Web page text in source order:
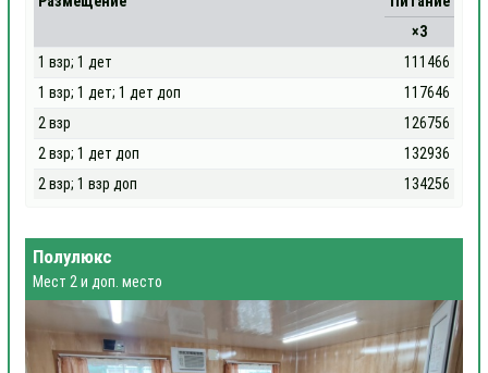
×3
1 взр; 1 дет
111466
1 взр; 1 дет; 1 дет доп
117646
2 взр
126756
2 взр; 1 дет доп
132936
2 взр; 1 взр доп
134256
Полулюкс
Мест 2 и доп. место